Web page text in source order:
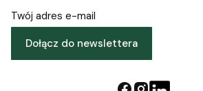
Twój adres e-mail
Dołącz do newslettera